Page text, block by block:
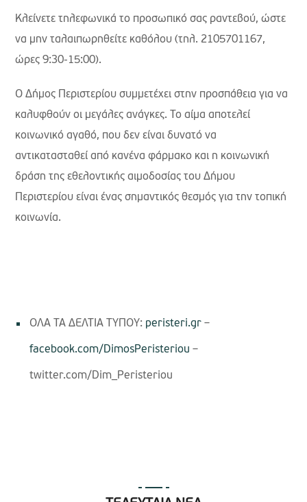
Κλείνετε τηλεφωνικά το προσωπικό σας ραντεβού, ώστε
να μην ταλαιπωρηθείτε καθόλου (τηλ. 2105701167,
ώρες 9:30-15:00).
Ο Δήμος Περιστερίου συμμετέχει στην προσπάθεια για να
καλυφθούν οι μεγάλες ανάγκες. Το αίμα αποτελεί
κοινωνικό αγαθό, που δεν είναι δυνατό να
αντικατασταθεί από κανένα φάρμακο και η κοινωνική
δράση της εθελοντικής αιμοδοσίας του Δήμου
Περιστερίου είναι ένας σημαντικός θεσμός για την τοπική
κοινωνία.
ΟΛΑ ΤΑ ΔΕΛΤΙΑ ΤΥΠΟΥ: peristeri.gr –
facebook.com/DimosPeristeriou –
twitter.com/Dim_Peristeriou